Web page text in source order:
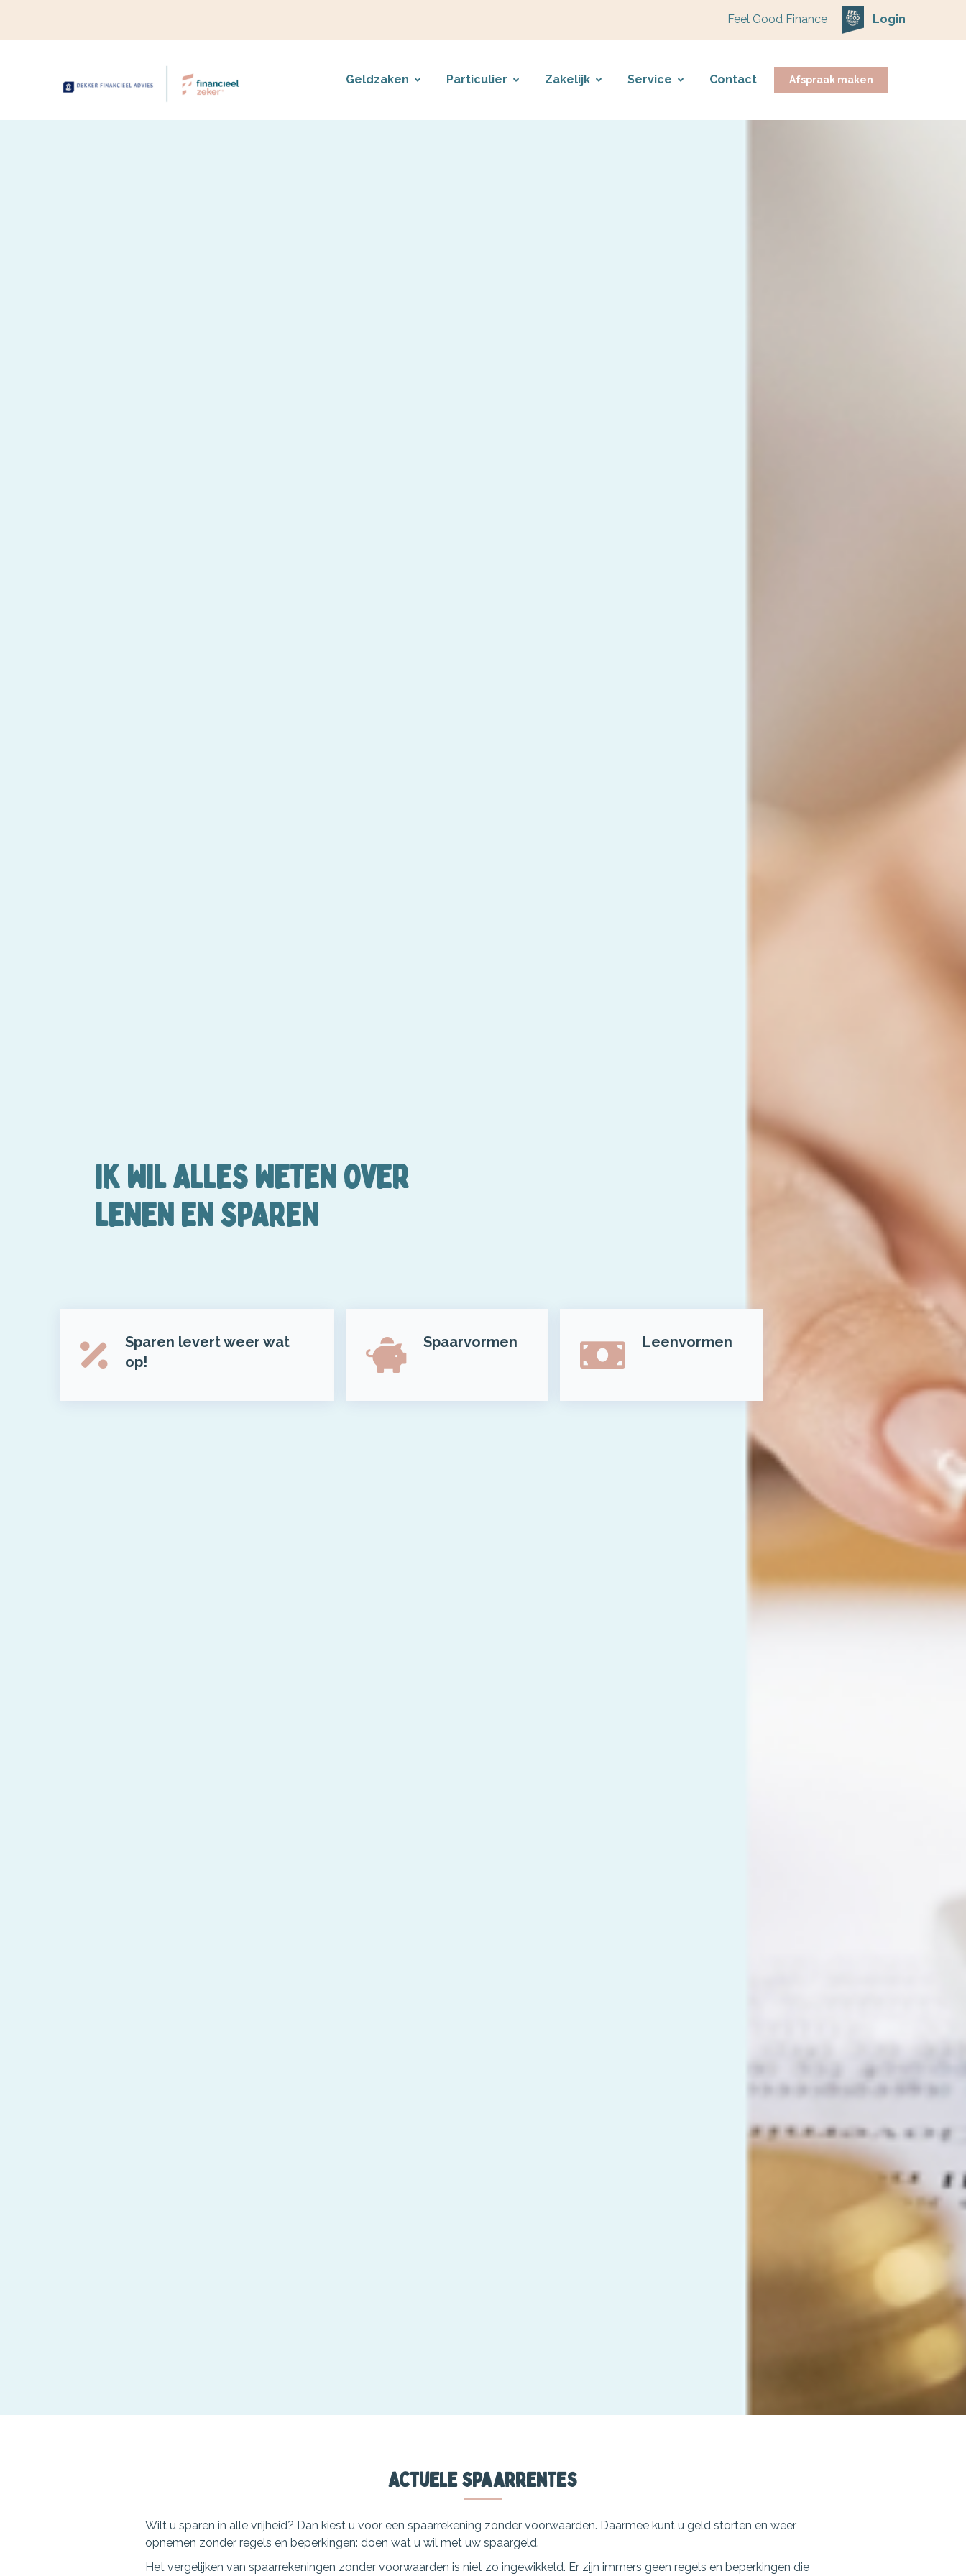
Feel Good Finance Login
Geldzaken Particulier Zakelijk Service Contact Afspraak maken
IK WIL ALLES WETEN OVER
LENEN EN SPAREN
Sparen levert weer wat
op!
Spaarvormen Leenvormen
Actuele spaarrentes
Wilt u sparen in alle vrijheid? Dan kiest u voor een spaarrekening zonder voorwaarden. Daarmee kunt u geld storten en weer
opnemen zonder regels en beperkingen: doen wat u wil met uw spaargeld.
Het vergelijken van spaarrekeningen zonder voorwaarden is niet zo ingewikkeld. Er zijn immers geen regels en beperkingen die